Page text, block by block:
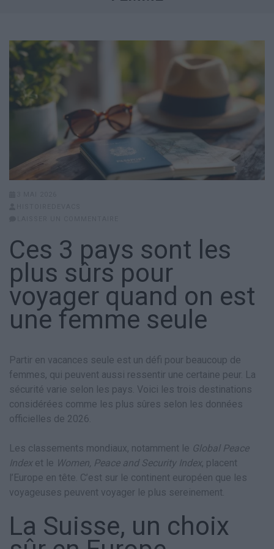
Ces 3 pays sont les
plus sûrs pour
voyager quand on est
une femme seule
Partir en vacances seule est un défi pour beaucoup de
femmes, qui peuvent aussi ressentir une certaine peur. La
sécurité varie selon les pays. Voici les trois destinations
considérées comme les plus sûres selon les données
officielles de 2026.
Les classements mondiaux, notamment le Global Peace
Index et le Women, Peace and Security Index, placent
l’Europe en tête. C’est sur le continent européen que les
voyageuses peuvent voyager le plus sereinement.
La Suisse, un choix